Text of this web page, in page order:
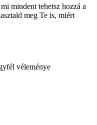
mindent tehetsz hozzá a
meg Te is, miért
véleménye